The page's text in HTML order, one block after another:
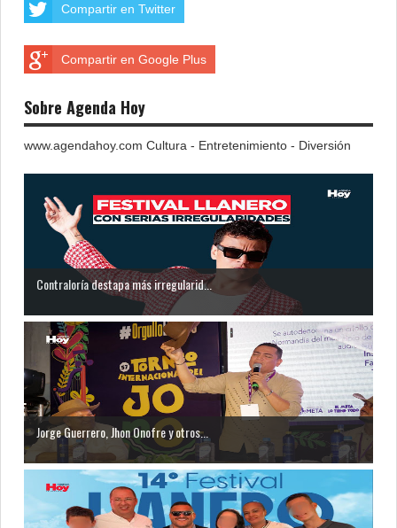
Compartir en Twitter
Compartir en Google Plus
Sobre Agenda Hoy
www.agendahoy.com Cultura - Entretenimiento - Diversión
Contraloría destapa más irregularid...
Jorge Guerrero, Jhon Onofre y otros...